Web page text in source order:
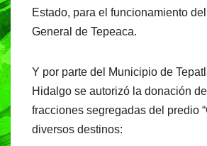
Estado, para el funcionamiento
General de Tepeaca.
Y por parte del Municipio de
Hidalgo se autorizó la donación
fracciones segregadas del predio
diversos destinos: